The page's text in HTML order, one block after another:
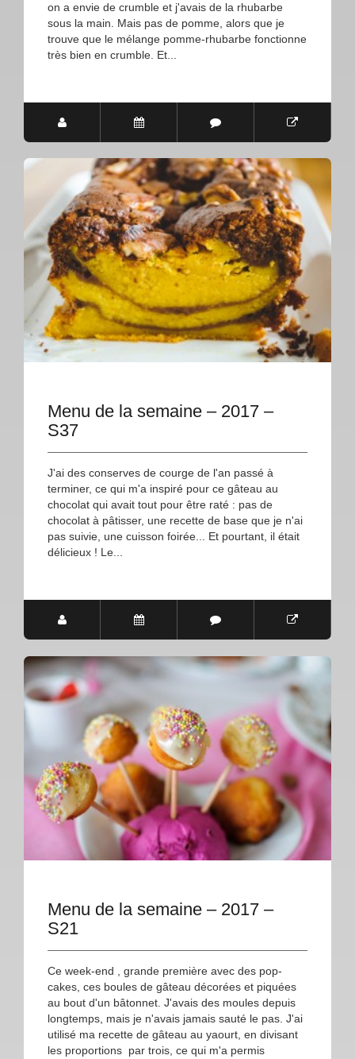
on a envie de crumble et j'avais de la rhubarbe
sous la main. Mais pas de pomme, alors que je
trouve que le mélange pomme-rhubarbe fonctionne
très bien en crumble. Et...
Menu de la semaine – 2017 –
S37
J'ai des conserves de courge de l'an passé à
terminer, ce qui m'a inspiré pour ce gâteau au
chocolat qui avait tout pour être raté : pas de
chocolat à pâtisser, une recette de base que je n'ai
pas suivie, une cuisson foirée... Et pourtant, il était
délicieux ! Le...
Menu de la semaine – 2017 –
S21
Ce week-end , grande première avec des pop-
cakes, ces boules de gâteau décorées et piquées
au bout d'un bâtonnet. J'avais des moules depuis
longtemps, mais je n'avais jamais sauté le pas. J'ai
utilisé ma recette de gâteau au yaourt, en divisant
les proportions par trois, ce qui m'a permis